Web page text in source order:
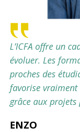
L’ICFA offre un
évoluer. Les
proches des
favorise vraiment
grâce aux projets
ENZO